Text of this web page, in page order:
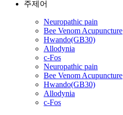
주제어
Neuropathic pain
Bee Venom Acupuncture
Hwando(GB30)
Allodynia
c-Fos
Neuropathic pain
Bee Venom Acupuncture
Hwando(GB30)
Allodynia
c-Fos